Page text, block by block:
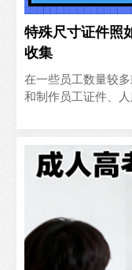
特殊尺寸证件照
收集
在一些员工数量较
和制作员工证件、